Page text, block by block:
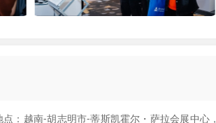
：越南-胡志明市-蒂斯凯霍尔・萨拉会展中心，